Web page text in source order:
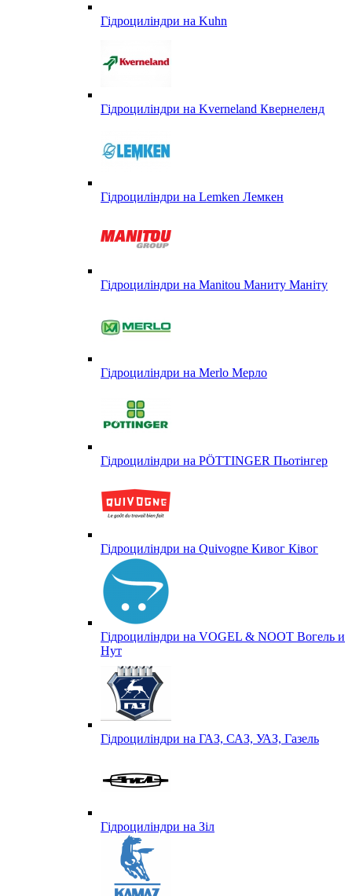
Гідроциліндри на Kuhn
Гідроциліндри на Kverneland Квернеленд
Гідроциліндри на Lemken Лемкен
Гідроциліндри на Manitou Маниту Маніту
Гідроциліндри на Merlo Мерло
Гідроциліндри на PÖTTINGER Пьотінгер
Гідроциліндри на Quivogne Кивог Ківог
Гідроциліндри на VOGEL & NOOT Вогель и
Нут
Гідроциліндри на ГАЗ, САЗ, УАЗ, Газель
Гідроциліндри на Зіл